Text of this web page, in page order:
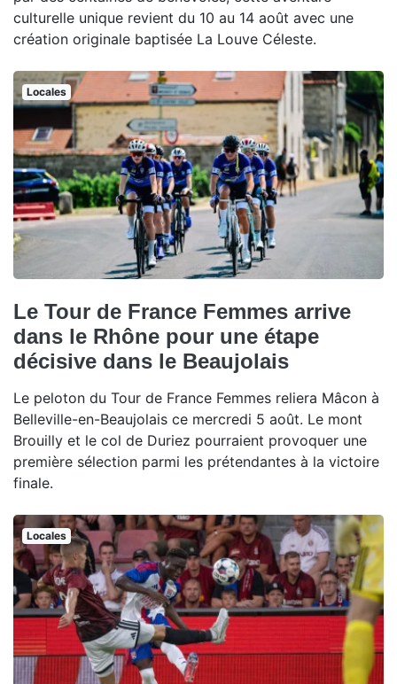
culturelle unique revient du 10 au 14 août avec une
création originale baptisée La Louve Céleste.
Locales
Le Tour de France Femmes arrive
dans le Rhône pour une étape
décisive dans le Beaujolais
Le peloton du Tour de France Femmes reliera Mâcon à
Belleville-en-Beaujolais ce mercredi 5 août. Le mont
Brouilly et le col de Duriez pourraient provoquer une
première sélection parmi les prétendantes à la victoire
finale.
Locales